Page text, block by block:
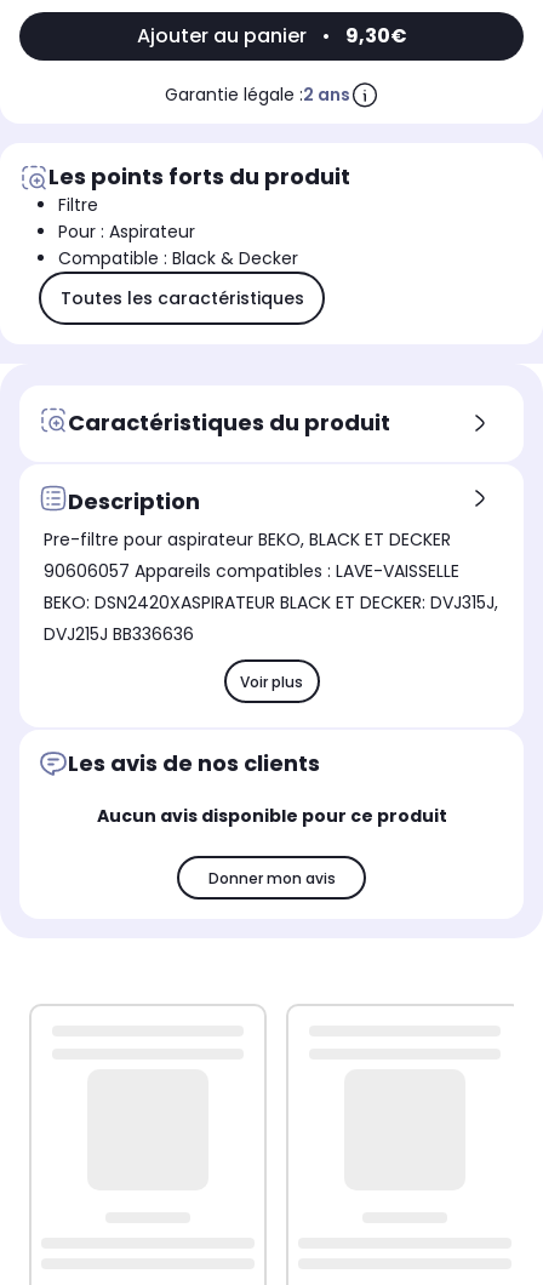
Ajouter au panier • 9,30€
Garantie légale :2 ans
Les points forts du produit
Filtre
Pour : Aspirateur
Compatible : Black & Decker
Toutes les caractéristiques
Caractéristiques du produit
Description
Pre-filtre pour aspirateur BEKO, BLACK ET DECKER
90606057 Appareils compatibles : LAVE-VAISSELLE
BEKO: DSN2420XASPIRATEUR BLACK ET DECKER: DVJ315J,
DVJ215J BB336636
Voir plus
Les avis de nos clients
Aucun avis disponible pour ce produit
Donner mon avis